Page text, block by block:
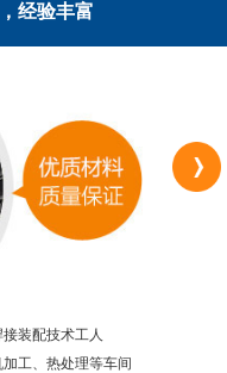
经验丰富
装配技术工人
工、热处理等车间